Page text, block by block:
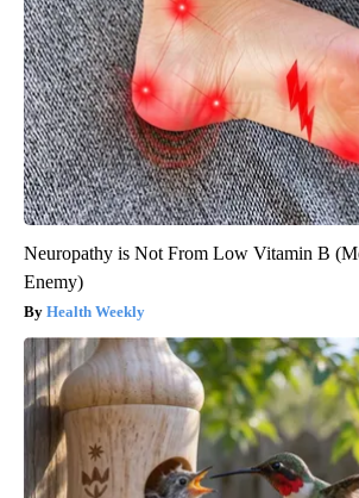
Neuropathy is Not From Low Vitamin B
Enemy)
Health Weekly